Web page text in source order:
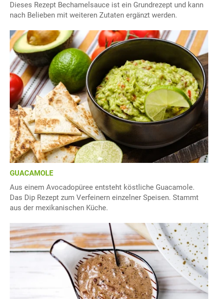
Dieses Rezept Bechamelsauce ist ein Grundrezept und kann
nach Belieben mit weiteren Zutaten ergänzt werden.
GUACAMOLE
Aus einem Avocadopüree entsteht köstliche Guacamole.
Das Dip Rezept zum Verfeinern einzelner Speisen. Stammt
aus der mexikanischen Küche.